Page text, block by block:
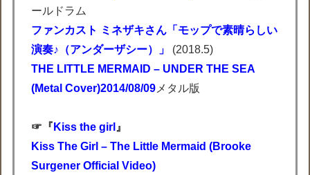
ールドラム
ファンカスト ミネザキさん「モップで素晴らしい
演奏♪（アンダーザシー）」
(2018.5)
THE LITTLE MERMAID – UNDER THE SEA
(Metal Cover)2014/08/09メタル版
☞『 Kiss the girl 』
Kiss The Girl – The Little Mermaid (Brooke
Surgener Official Video)